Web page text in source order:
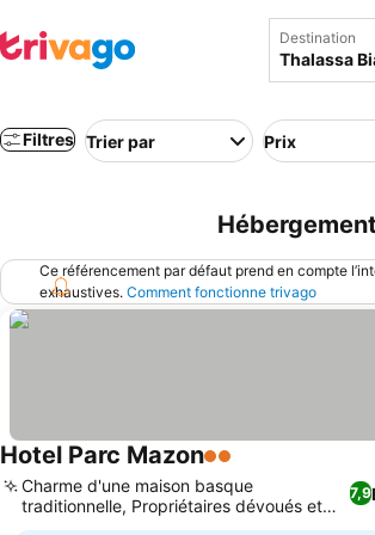
Destination
Filtres Trier par Prix
Ce référencement par défaut prend en compte
exhaustives. Comment fonctionne trivago
Hotel Parc Mazon2 Étoiles
7,9
Charme d'une maison basque
traditionnelle, Propriétaires dévoués et
accueillants